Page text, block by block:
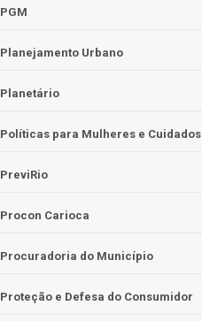
PGM
Planejamento Urbano
Planetário
Políticas para Mulheres e Cuidados
PreviRio
Procon Carioca
Procuradoria do Município
Proteção e Defesa do Consumidor